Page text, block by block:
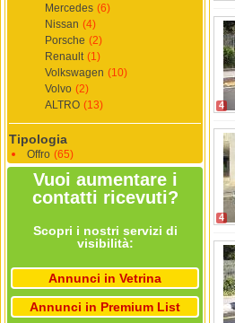
Mercedes (6)
Nissan (4)
Porsche (2)
Renault (1)
Volkswagen (10)
Volvo (2)
ALTRO (13)
Tipologia
Offro (65)
Vuoi aumentare i
contatti ricevuti?
Scopri i nostri servizi di
visibilità:
Annunci in Vetrina
Annunci in Premium List
4
4